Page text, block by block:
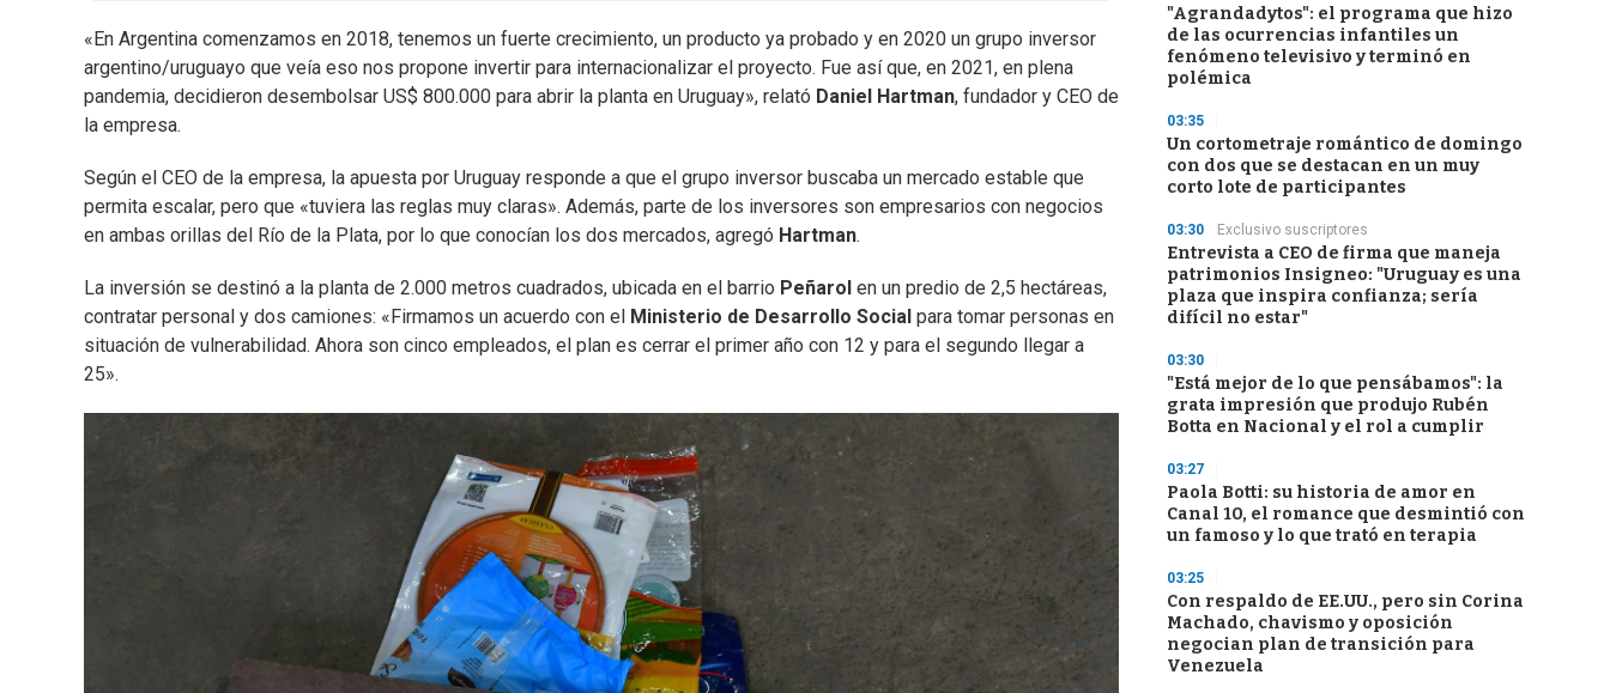
«En Argentina comenzamos en 2018, tenemos un fuerte crecimiento, un producto ya probado y en 2020 un grupo inversor
argentino/uruguayo que veía eso nos propone invertir para internacionalizar el proyecto. Fue así que, en 2021, en plena
pandemia, decidieron desembolsar US$ 800.000 para abrir la planta en Uruguay», relató Daniel Hartman, fundador y CEO de
la empresa.
Según el CEO de la empresa, la apuesta por Uruguay responde a que el grupo inversor buscaba un mercado estable que
permita escalar, pero que «tuviera las reglas muy claras». Además, parte de los inversores son empresarios con negocios
en ambas orillas del Río de la Plata, por lo que conocían los dos mercados, agregó Hartman.
La inversión se destinó a la planta de 2.000 metros cuadrados, ubicada en el barrio Peñarol en un predio de 2,5 hectáreas,
contratar personal y dos camiones: «Firmamos un acuerdo con el
Ministerio de Desarrollo Social para tomar personas en
situación de vulnerabilidad. Ahora son cinco empleados, el plan es cerrar el primer año con 12 y para el segundo llegar a
25».
"Agrandadytos": el programa que hizo
de las ocurrencias infantiles un
fenómeno televisivo y terminó en
polémica
03:35
Un cortometraje romántico de domingo
con dos que se destacan en un muy
corto lote de participantes
03:30 Exclusivo suscriptores
Entrevista a CEO de firma que maneja
patrimonios Insigneo: "Uruguay es una
plaza que inspira confianza; sería
difícil no estar"
03:30
"Está mejor de lo que pensábamos": la
grata impresión que produjo Rubén
Botta en Nacional y el rol a cumplir
03:27
Paola Botti: su historia de amor en
Canal 10, el romance que desmintió con
un famoso y lo que trató en terapia
03:25
Con respaldo de EE.UU., pero sin Corina
Machado, chavismo y oposición
negocian plan de transición para
Venezuela